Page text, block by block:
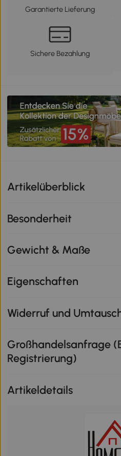
Garantierte Lieferung
Sichere Bezahlung
Artikelüberblick
Besonderheit
Gewicht & Maße
Eigenschaften
Widerruf und
Großhandelsanfrage
Registrierung)
Artikeldetails